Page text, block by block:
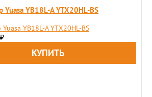
Yuasa YB18L-A YTX20HL-BS
YB18L-A YTX20HL-BS
₽